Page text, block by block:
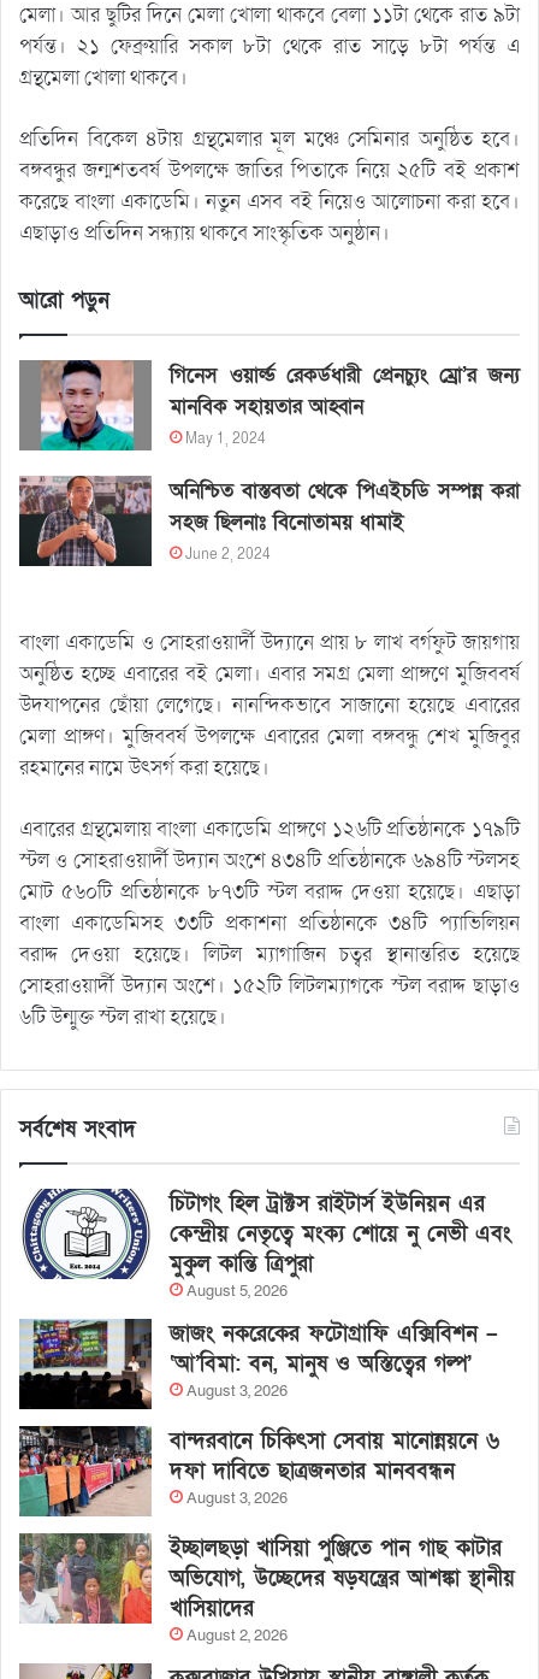
মেলা। আর ছুটির দিনে মেলা খোলা থাকবে বেলা ১১টা থেকে রাত ৯টা
পর্যন্ত। ২১ ফেব্রুয়ারি সকাল ৮টা থেকে রাত সাড়ে ৮টা পর্যন্ত এ
গ্রন্থমেলা খোলা থাকবে।
প্রতিদিন বিকেল ৪টায় গ্রন্থমেলার মূল মঞ্চে সেমিনার অনুষ্ঠিত হবে।
বঙ্গবন্ধুর জন্মশতবর্ষ উপলক্ষে জাতির পিতাকে নিয়ে ২৫টি বই প্রকাশ
করেছে বাংলা একাডেমি। নতুন এসব বই নিয়েও আলোচনা করা হবে।
এছাড়াও প্রতিদিন সন্ধ্যায় থাকবে সাংস্কৃতিক অনুষ্ঠান।
আরো পড়ুন
গিনেস ওয়ার্ল্ড রেকর্ডধারী প্রেনচ্যুং ম্রো’র জন্য
মানবিক সহায়তার আহ্বান
May 1, 2024
অনিশ্চিত বাস্তবতা থেকে পিএইচডি সম্পন্ন করা
সহজ ছিলনাঃ বিনোতাময় ধামাই
June 2, 2024
বাংলা একাডেমি ও সোহরাওয়ার্দী উদ্যানে প্রায় ৮ লাখ বর্গফুট জায়গায়
অনুষ্ঠিত হচ্ছে এবারের বই মেলা। এবার সমগ্র মেলা প্রাঙ্গণে মুজিববর্ষ
উদযাপনের ছোঁয়া লেগেছে। নানন্দিকভাবে সাজানো হয়েছে এবারের
মেলা প্রাঙ্গণ। মুজিববর্ষ উপলক্ষে এবারের মেলা বঙ্গবন্ধু শেখ মুজিবুর
রহমানের নামে উৎসর্গ করা হয়েছে।
এবারের গ্রন্থমেলায় বাংলা একাডেমি প্রাঙ্গণে ১২৬টি প্রতিষ্ঠানকে ১৭৯টি
স্টল ও সোহরাওয়ার্দী উদ্যান অংশে ৪৩৪টি প্রতিষ্ঠানকে ৬৯৪টি স্টলসহ
মোট ৫৬০টি প্রতিষ্ঠানকে ৮৭৩টি স্টল বরাদ্দ দেওয়া হয়েছে। এছাড়া
বাংলা একাডেমিসহ ৩৩টি প্রকাশনা প্রতিষ্ঠানকে ৩৪টি প্যাভিলিয়ন
বরাদ্দ দেওয়া হয়েছে। লিটল ম্যাগাজিন চত্বর স্থানান্তরিত হয়েছে
সোহরাওয়ার্দী উদ্যান অংশে। ১৫২টি লিটলম্যাগকে স্টল বরাদ্দ ছাড়াও
৬টি উন্মুক্ত স্টল রাখা হয়েছে।
সর্বশেষ সংবাদ
চিটাগং হিল ট্রাক্টস রাইটার্স ইউনিয়ন এর
কেন্দ্রীয় নেতৃত্বে মংক্য শোয়ে নু নেভী এবং
মুকুল কান্তি ত্রিপুরা
August 5, 2026
জাজং নকরেকের ফটোগ্রাফি এক্সিবিশন –
‘আ’বিমা: বন, মানুষ ও অস্তিত্বের গল্প’
August 3, 2026
বান্দরবানে চিকিৎসা সেবায় মানোন্নয়নে ৬
দফা দাবিতে ছাত্রজনতার মানববন্ধন
August 3, 2026
ইচ্ছালছড়া খাসিয়া পুঞ্জিতে পান গাছ কাটার
অভিযোগ, উচ্ছেদের ষড়যন্ত্রের আশঙ্কা স্থানীয়
খাসিয়াদের
August 2, 2026